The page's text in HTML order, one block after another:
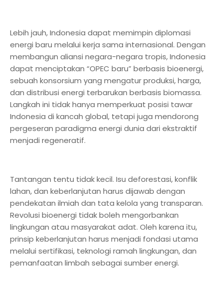
Lebih jauh, Indonesia dapat memimpin diplomasi
energi baru melalui kerja sama internasional. Dengan
membangun aliansi negara-negara tropis, Indonesia
dapat menciptakan “OPEC baru” berbasis bioenergi,
sebuah konsorsium yang mengatur produksi, harga,
dan distribusi energi terbarukan berbasis biomassa.
Langkah ini tidak hanya memperkuat posisi tawar
Indonesia di kancah global, tetapi juga mendorong
pergeseran paradigma energi dunia dari ekstraktif
menjadi regeneratif.
Tantangan tentu tidak kecil. Isu deforestasi, konflik
lahan, dan keberlanjutan harus dijawab dengan
pendekatan ilmiah dan tata kelola yang transparan.
Revolusi bioenergi tidak boleh mengorbankan
lingkungan atau masyarakat adat. Oleh karena itu,
prinsip keberlanjutan harus menjadi fondasi utama
melalui sertifikasi, teknologi ramah lingkungan, dan
pemanfaatan limbah sebagai sumber energi.